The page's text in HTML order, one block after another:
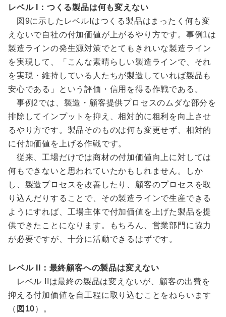
レベル I：つくる製品は何も変えない
図9に示したレベルIはつくる製品はまったく何も変
えないで自社の付加価値が上がるやり方です。事例1は
製造ラインの発生源対策でとてもきれいな製造ライン
を実現して、「こんな素晴らしい製造ラインで、それ
を実現・維持している人たちが製造していれば製品も
安心である」という評価・信用を得る作戦である。
事例2では、製造・顧客提供プロセスのムダな部分を
排除してインプットを抑え、相対的に粗利を向上させ
るやり方です。製品そのものは何も変更せず、相対的
に付加価値を上げる作戦です。
従来、工場だけでは商材の付加価値向上に対しては
何もできないと思われていたかもしれません。しか
し、製造プロセスを改善したり、顧客のプロセスを取
り込んだりすることで、その製造ラインで生産できる
ようにすれば、工場主体で付加価値を上げた製品を提
供できたことになります。もちろん、営業部門に協力
が必要ですが、十分に活動できるはずです。
レベル II：最終顧客への製品は変えない
レベル IIは最終の製品は変えないが、顧客の出費を
抑える付加価値を自工程に取り込むことをねらいます
（ 図10）。